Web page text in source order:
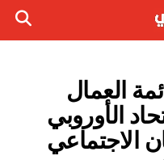
العمال
الأوروبي
الاجتماعي